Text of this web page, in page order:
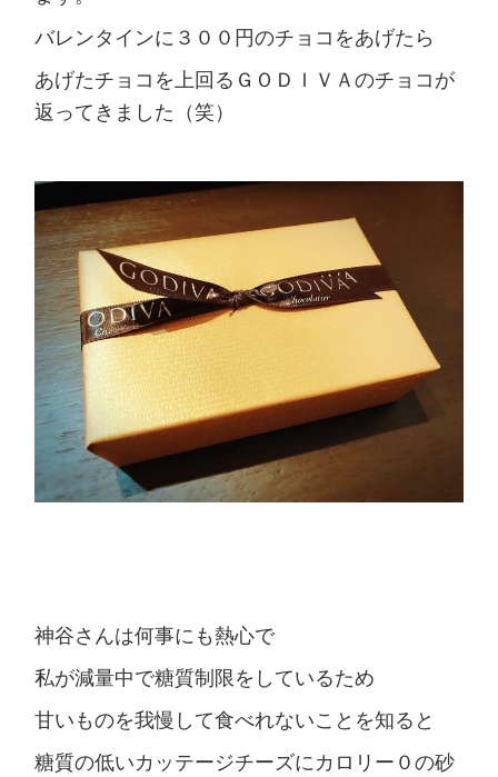
バレンタインに３００円のチョコをあげたら
あげたチョコを上回るＧＯＤＩＶＡのチョコが
返ってきました（笑）
神谷さんは何事にも熱心で
私が減量中で糖質制限をしているため
甘いものを我慢して食べれないことを知ると
糖質の低いカッテージチーズにカロリー０の砂